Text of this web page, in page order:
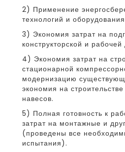
2) Применение
технологий и
3) Экономия затрат на
конструкторской и
4) Экономия затрат на
стационарной
модернизацию
экономия на
навесов.
5) Полная готовность к
затрат на монтажные и
(проведены все
испытания).